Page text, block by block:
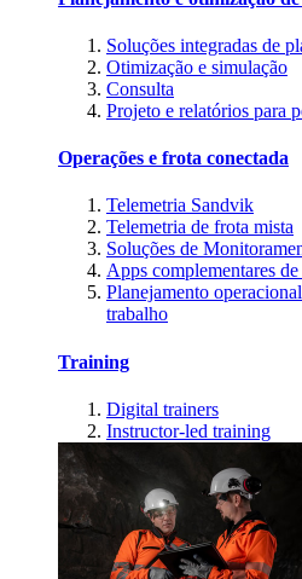
Soluções integradas de
Otimização e simulação
Consulta
Projeto e relatórios para
Operações e frota conectada
Telemetria Sandvik
Telemetria de frota mista
Soluções de
Apps complementares
Planejamento
trabalho
Training
Digital trainers
Instructor-led training